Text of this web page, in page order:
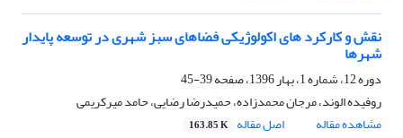
نقش و کارکرد های اکولوژیکی فضاهای سبز شهری در توسعه پایدار
شهرها
دوره 12، شماره 1، بهار 1396، صفحه
39-45
روفیده الوند، مرجان محمدزاده، حمیدرضا رضایی، حامد میرکریمی
مشاهده مقاله
اصل مقاله 163.85 K